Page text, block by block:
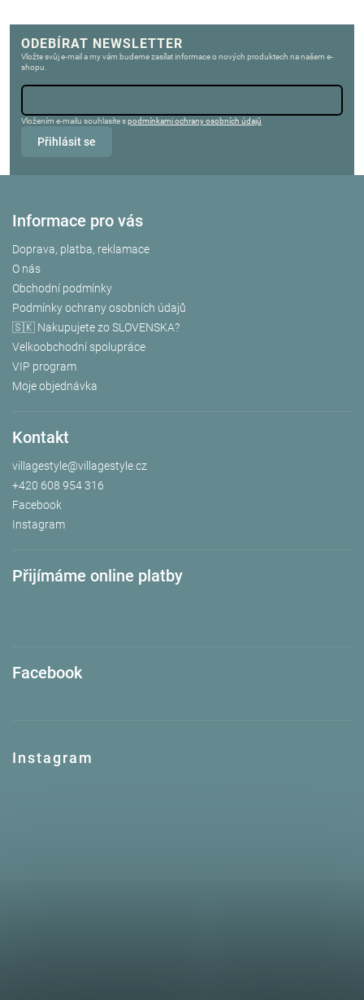
ODEBÍRAT NEWSLETTER
Vložte svůj e-mail a my vám budeme zasílat informace o nových produktech na našem e-
shopu.
Vložením e-mailu souhlasíte spodmínkami ochrany osobních údajů
Přihlásit se
Informace pro vás
Doprava, platba, reklamace
O nás
Obchodní podmínky
Podmínky ochrany osobních údajů
🇸🇰 Nakupujete zo SLOVENSKA?
Velkoobchodní spolupráce
VIP program
Moje objednávka
Kontakt
villagestyle@villagestyle.cz
+420 608 954 316
Facebook
Instagram
Přijímáme online platby
Facebook
Instagram